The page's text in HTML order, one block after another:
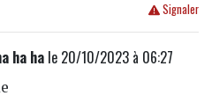
Signaler
ha hale 20/10/2023 à 06:27